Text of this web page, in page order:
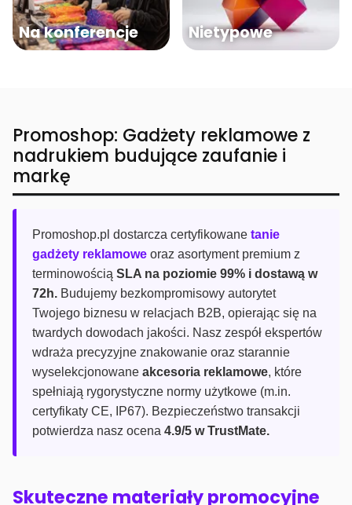
Na konferencje Nietypowe
Promoshop: Gadżety reklamowe z
nadrukiem budujące zaufanie i
markę
Promoshop.pl dostarcza certyfikowane tanie
gadżety reklamowe oraz asortyment premium z
terminowością SLA na poziomie 99% i dostawą w
72h. Budujemy bezkompromisowy autorytet
Twojego biznesu w relacjach B2B, opierając się na
twardych dowodach jakości. Nasz zespół ekspertów
wdraża precyzyjne znakowanie oraz starannie
wyselekcjonowane akcesoria reklamowe, które
spełniają rygorystyczne normy użytkowe (m.in.
certyfikaty CE, IP67). Bezpieczeństwo transakcji
potwierdza nasz ocena 4.9/5 w TrustMate.
Skuteczne materiały promocyjne